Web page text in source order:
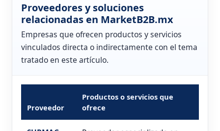
Proveedores y soluciones
relacionadas en MarketB2B.mx
Empresas que ofrecen productos y servicios
vinculados directa o indirectamente con el tema
tratado en este artículo.
Proveedor
Productos o servicios que
ofrece